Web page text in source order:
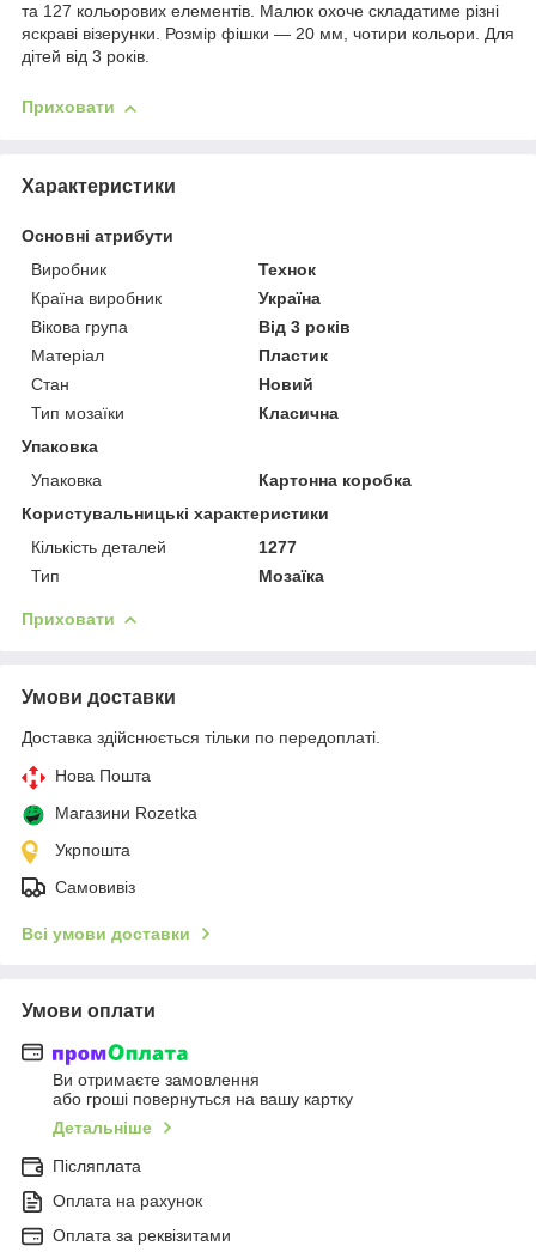
та 127 кольорових елементів. Малюк охоче складатиме різні
яскраві візерунки. Розмір фішки — 20 мм, чотири кольори. Для
дітей від 3 років.
Приховати
Характеристики
Основні атрибути
Виробник
Технок
Країна виробник
Україна
Вікова група
Від 3 років
Матеріал
Пластик
Стан
Новий
Тип мозаїки
Класична
Упаковка
Упаковка
Картонна коробка
Користувальницькі характеристики
Кількість деталей
1277
Тип
Мозаїка
Приховати
Умови доставки
Доставка здійснюється тільки по передоплаті.
Нова Пошта
Магазини Rozetka
Укрпошта
Самовивіз
Всі умови доставки
Умови оплати
Ви отримаєте замовлення
або гроші повернуться на вашу картку
Детальніше
Післяплата
Оплата на рахунок
Оплата за реквізитами